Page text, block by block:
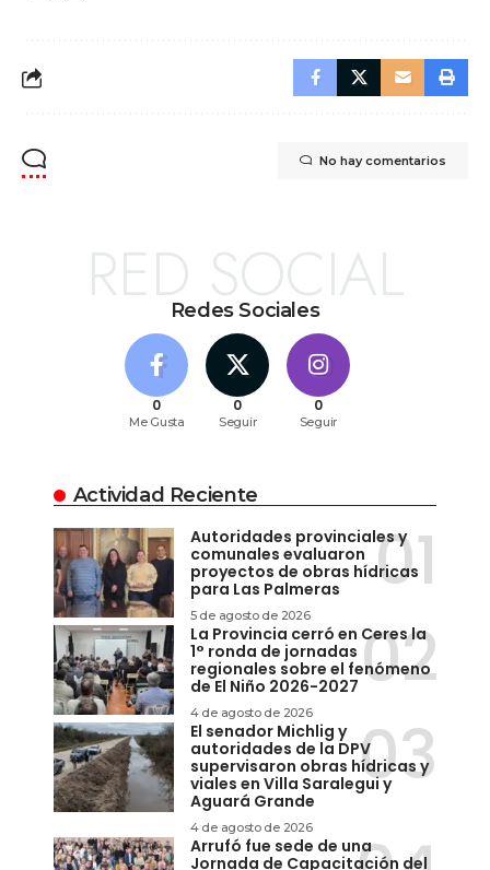
No hay comentarios
Redes Sociales
RED SOCIAL
0
Me Gusta
0
Seguir
0
Seguir
Actividad Reciente
Autoridades provinciales y
comunales evaluaron
proyectos de obras hídricas
para Las Palmeras
5 de agosto de 2026
La Provincia cerró en Ceres la
1° ronda de jornadas
regionales sobre el fenómeno
de El Niño 2026-2027
4 de agosto de 2026
El senador Michlig y
autoridades de la DPV
supervisaron obras hídricas y
viales en Villa Saralegui y
Aguará Grande
4 de agosto de 2026
Arrufó fue sede de una
Jornada de Capacitación del